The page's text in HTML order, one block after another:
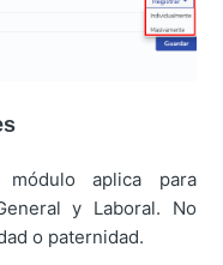
aplica para
y Laboral. No
o paternidad.